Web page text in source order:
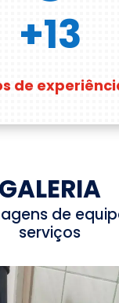
+13
de
GALERIA
de
serviços